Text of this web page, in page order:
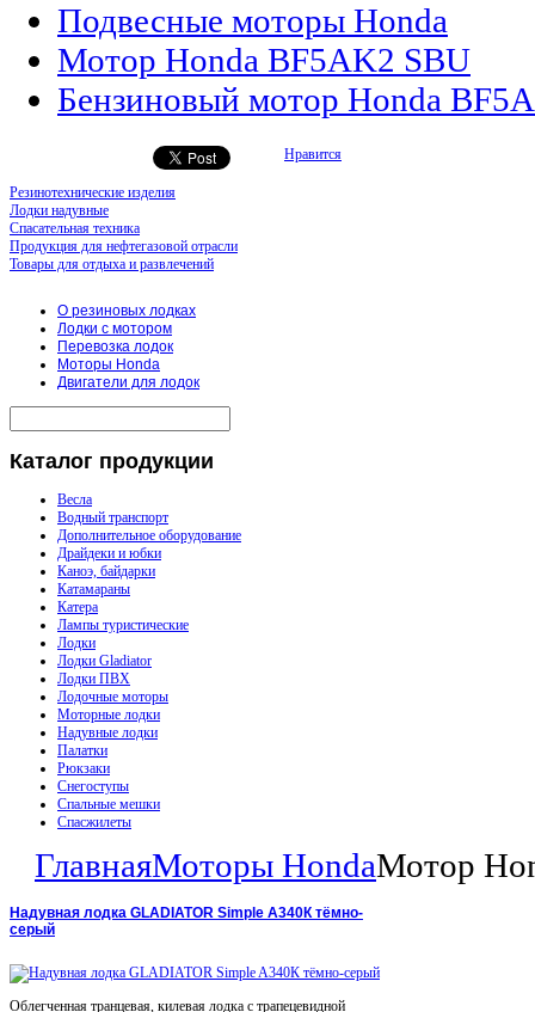
Подвесные моторы Honda
Мотор Honda BF5AK2 SBU
Бензиновый мотор Honda
Нравится
Резинотехнические изделия
Лодки надувные
Спасательная техника
Продукция для нефтегазовой отрасли
Товары для отдыха и развлечений
О резиновых лодках
Лодки с мотором
Перевозка лодок
Моторы Honda
Двигатели для лодок
Каталог продукции
Весла
Водный транспорт
Дополнительное оборудование
Драйдеки и юбки
Каноэ, байдарки
Катамараны
Катера
Лампы туристические
Лодки
Лодки Gladiator
Лодки ПВХ
Лодочные моторы
Моторные лодки
Надувные лодки
Палатки
Рюкзаки
Снегоступы
Спальные мешки
Спасжилеты
ГлавнаяМоторы HondaМотор
Надувная лодка GLADIATOR Simple A340К тёмно-
серый
Облегченная транцевая, килевая лодка с трапецевидной